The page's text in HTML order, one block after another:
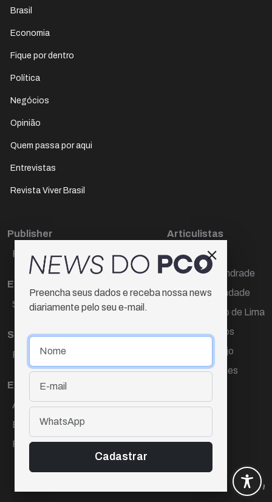
Brasil
Economia
Fique por dentro
Política
Negócios
Opinião
Quem passa por aqui
Entrevistas
Revista Viver Brasil
Publisher
Paulo Cesar de Oliveira
Editora Chefe
Sueli Cotta
Sub-editora
Raquel Ayres
Equipe
Ana Lúcia Cortez
Eliane Hardy
Fernando Torres
Articulistas
Décio Freire
Dr Marcos Andrade
Hamilton Trindade
Igor Carvalho de Lima
Mario Campos
Renata Araújo
Wagner Gomes
Preencha seus dados e receba nossa news
diariamente pelo seu e-mail.